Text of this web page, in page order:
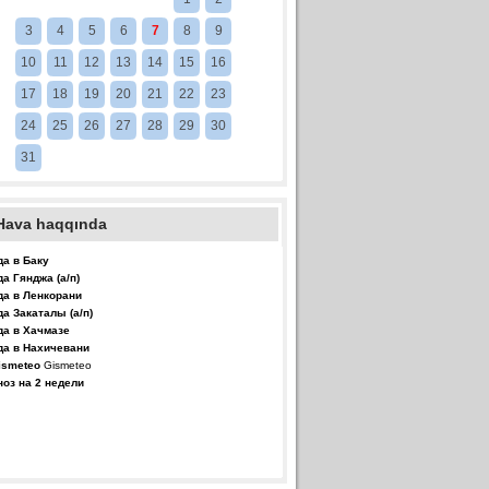
3 4 5 6 7 8 9
10 11 12 13 14 15 16
17 18 19 20 21 22 23
24 25 26 27 28 29 30
31
haqqında
в Баку
Гянджа (а/п)
в Ленкорани
Закаталы (а/п)
в Хачмазе
в Нахичевани
Gismeteo
на 2 недели